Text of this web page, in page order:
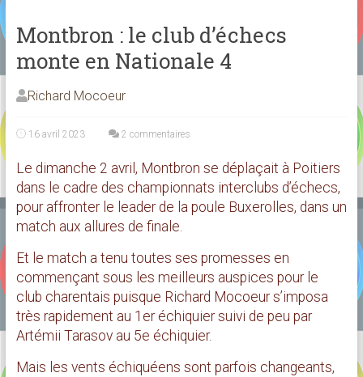
Montbron : le club d’échecs
monte en Nationale 4
Richard Mocoeur
16 avril 2023 2 commentaires
Le dimanche 2 avril, Montbron se déplaçait à Poitiers
dans le cadre des championnats interclubs d’échecs,
pour affronter le leader de la poule Buxerolles, dans un
match aux allures de finale.
Et le match a tenu toutes ses promesses en
commençant sous les meilleurs auspices pour le
club charentais puisque Richard Mocoeur s’imposa
très rapidement au 1er échiquier suivi de peu par
Artémii Tarasov au 5e échiquier.
Mais les vents échiquéens sont parfois changeants,